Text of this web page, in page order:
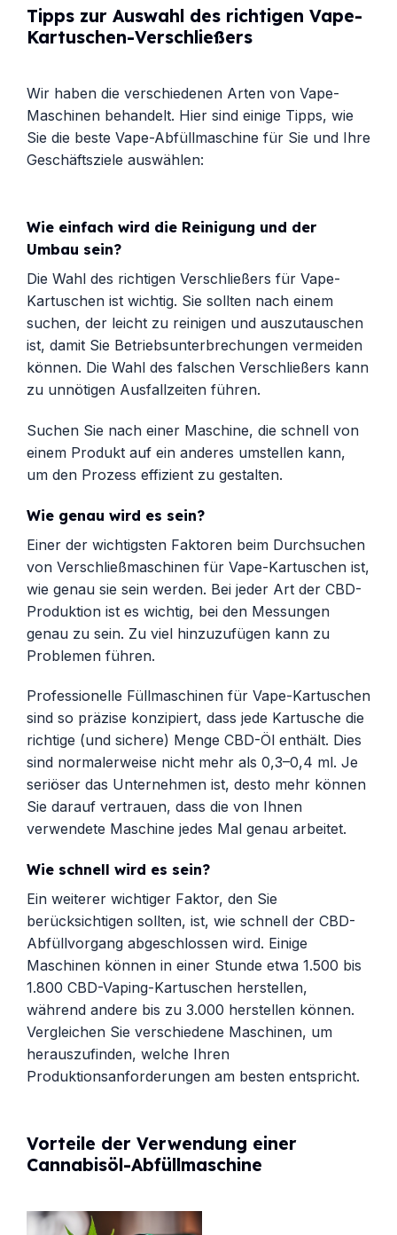
Tipps zur Auswahl des richtigen Vape-
Kartuschen-Verschließers
Wir haben die verschiedenen Arten von Vape-
Maschinen behandelt. Hier sind einige Tipps, wie
Sie die beste Vape-Abfüllmaschine für Sie und Ihre
Geschäftsziele auswählen:
Wie einfach wird die Reinigung und der
Umbau sein?
Die Wahl des richtigen Verschließers für Vape-
Kartuschen ist wichtig. Sie sollten nach einem
suchen, der leicht zu reinigen und auszutauschen
ist, damit Sie Betriebsunterbrechungen vermeiden
können. Die Wahl des falschen Verschließers kann
zu unnötigen Ausfallzeiten führen.
Suchen Sie nach einer Maschine, die schnell von
einem Produkt auf ein anderes umstellen kann,
um den Prozess effizient zu gestalten.
Wie genau wird es sein?
Einer der wichtigsten Faktoren beim Durchsuchen
von Verschließmaschinen für Vape-Kartuschen ist,
wie genau sie sein werden. Bei jeder Art der CBD-
Produktion ist es wichtig, bei den Messungen
genau zu sein. Zu viel hinzuzufügen kann zu
Problemen führen.
Professionelle Füllmaschinen für Vape-Kartuschen
sind so präzise konzipiert, dass jede Kartusche die
richtige (und sichere) Menge CBD-Öl enthält. Dies
sind normalerweise nicht mehr als 0,3–0,4 ml. Je
seriöser das Unternehmen ist, desto mehr können
Sie darauf vertrauen, dass die von Ihnen
verwendete Maschine jedes Mal genau arbeitet.
Wie schnell wird es sein?
Ein weiterer wichtiger Faktor, den Sie
berücksichtigen sollten, ist, wie schnell der CBD-
Abfüllvorgang abgeschlossen wird. Einige
Maschinen können in einer Stunde etwa 1.500 bis
1.800 CBD-Vaping-Kartuschen herstellen,
während andere bis zu 3.000 herstellen können.
Vergleichen Sie verschiedene Maschinen, um
herauszufinden, welche Ihren
Produktionsanforderungen am besten entspricht.
Vorteile der Verwendung einer
Cannabisöl-Abfüllmaschine